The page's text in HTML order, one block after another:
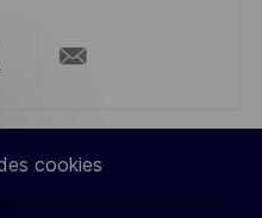
par
e-
cookies